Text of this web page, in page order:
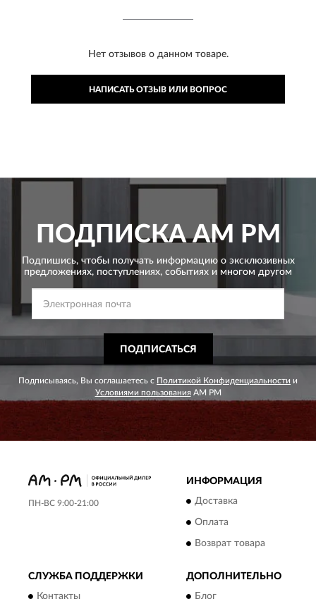
Нет отзывов о данном товаре.
НАПИСАТЬ ОТЗЫВ ИЛИ ВОПРОС
ПОДПИСКАAM PM
Подпишись, чтобы получать информацию о эксклюзивных
предложениях, поступлениях, событиях и многом другом
ПОДПИСАТЬСЯ
Подписываясь, Вы соглашаетесь с Политикой Конфиденциальности и
Условиями пользования AM PM
ПН-ВС 9:00-21:00
ИНФОРМАЦИЯ
Доставка
Оплата
Возврат товара
СЛУЖБА ПОДДЕРЖКИ
Контакты
ДОПОЛНИТЕЛЬНО
Блог